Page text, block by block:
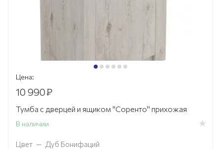
Цена:
10 990₽
Тумба с дверцей и ящиком "Соренто" прихожая
В наличии
Цвет — Дуб Бонифаций